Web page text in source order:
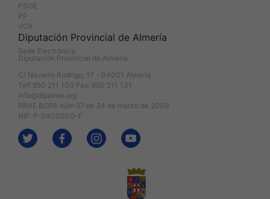
PSOE
PP
VOX
Diputación Provincial de Almería
Sede Electrónica
Diputación Provincial de Almería
C/ Navarro Rodrigo, 17 - 04001 Almería
Telf 950 211 100 Fax: 950 211 131
info@dipalme.org
RRAE BOPA núm 57 de 24 de marzo de 2009
NIF: P-0400000-F